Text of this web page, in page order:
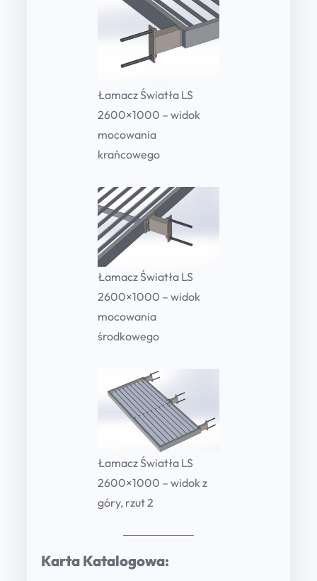
Łamacz Światła LS
2600×1000 – widok
mocowania
krańcowego
Łamacz Światła LS
2600×1000 – widok
mocowania
środkowego
Łamacz Światła LS
2600×1000 – widok z
góry, rzut 2
Karta Katalogowa: